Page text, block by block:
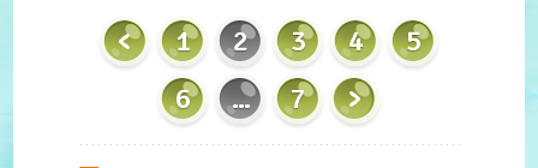
1 2 3 4
5
6
... 7